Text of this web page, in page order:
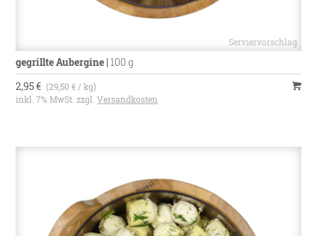
gegrillte Aubergine |100 g
2,95 € (29,50 € / kg)
inkl. 7% MwSt. zzgl.Versandkosten